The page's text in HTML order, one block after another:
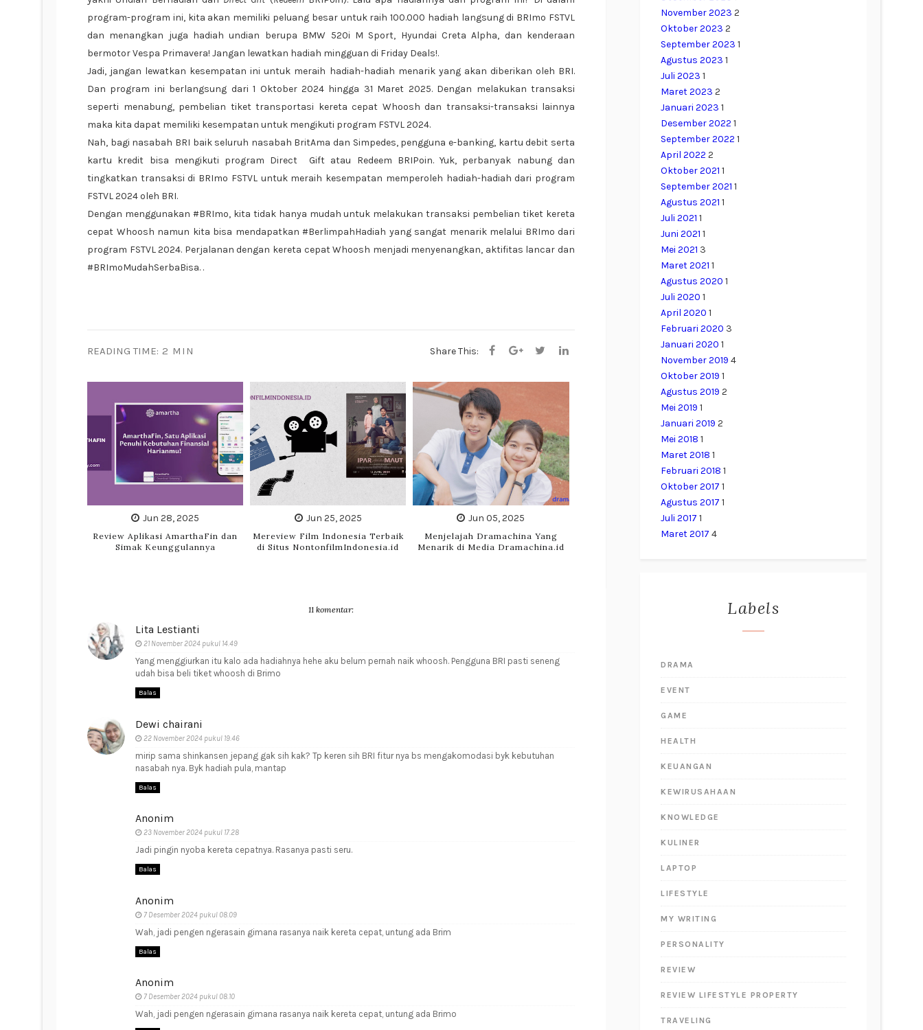
program-program ini, kita akan memiliki peluang besar untuk raih 100.000 hadiah langsung di BRImo FSTVL
dan menangkan juga hadiah undian berupa BMW 520i M Sport, Hyundai Creta Alpha, dan kenderaan
bermotor Vespa Primavera! Jangan lewatkan hadiah mingguan di Friday Deals!.
Jadi, jangan lewatkan kesempatan ini untuk meraih hadiah-hadiah menarik yang akan diberikan oleh BRI.
Dan program ini berlangsung dari 1 Oktober 2024 hingga 31 Maret 2025. Dengan melakukan transaksi
seperti menabung, pembelian tiket transportasi kereta cepat Whoosh dan transaksi-transaksi lainnya
maka kita dapat memiliki kesempatan untuk mengikuti program FSTVL 2024.
Nah, bagi nasabah BRI baik seluruh nasabah BritAma dan Simpedes, pengguna e-banking, kartu debit serta
kartu kredit bisa mengikuti program Direct Gift atau Redeem BRIPoin. Yuk, perbanyak nabung dan
tingkatkan transaksi di BRImo FSTVL untuk meraih kesempatan memperoleh hadiah-hadiah dari program
FSTVL 2024 oleh BRI.
Dengan menggunakan #BRImo, kita tidak hanya mudah untuk melakukan transaksi pembelian tiket kereta
cepat Whoosh namun kita bisa mendapatkan #BerlimpahHadiah yang sangat menarik melalui BRImo dari
program FSTVL 2024. Perjalanan dengan kereta cepat Whoosh menjadi menyenangkan, aktifitas lancar dan
#BRImoMudahSerbaBisa. .
READING TIME: 2 MIN Share This:
Jun 28, 2025
Review Aplikasi AmarthaFin dan
Simak Keunggulannya
Jun 25, 2025
Mereview Film Indonesia Terbaik
di Situs NontonfilmIndonesia.id
Jun 05, 2025
Menjelajah Dramachina Yang
Menarik di Media Dramachina.id
11 komentar:
Lita Lestianti
21 November 2024 pukul 14.49
Yang menggiurkan itu kalo ada hadiahnya hehe aku belum pernah naik whoosh. Pengguna BRI pasti seneng
udah bisa beli tiket whoosh di Brimo
Balas
Dewi chairani
22 November 2024 pukul 19.46
mirip sama shinkansen jepang gak sih kak? Tp keren sih BRI fitur nya bs mengakomodasi byk kebutuhan
nasabah nya. Byk hadiah pula, mantap
Balas
Anonim
23 November 2024 pukul 17.28
Jadi pingin nyoba kereta cepatnya. Rasanya pasti seru.
Balas
Anonim
7 Desember 2024 pukul 08.09
Wah, jadi pengen ngerasain gimana rasanya naik kereta cepat, untung ada Brim
Balas
Anonim
7 Desember 2024 pukul 08.10
Wah, jadi pengen ngerasain gimana rasanya naik kereta cepat, untung ada Brimo
November 2023 2
Oktober 2023 2
September 2023 1
Agustus 2023 1
Juli 2023 1
Maret 2023 2
Januari 2023 1
Desember 2022 1
September 2022 1
April 2022 2
Oktober 2021 1
September 2021 1
Agustus 2021 1
Juli 2021 1
Juni 2021 1
Mei 2021 3
Maret 2021 1
Agustus 2020 1
Juli 2020 1
April 2020 1
Februari 2020 3
Januari 2020 1
November 2019 4
Oktober 2019 1
Agustus 2019 2
Mei 2019 1
Januari 2019 2
Mei 2018 1
Maret 2018 1
Februari 2018 1
Oktober 2017 1
Agustus 2017 1
Juli 2017 1
Maret 2017 4
Labels
DRAMA
EVENT
GAME
HEALTH
KEUANGAN
KEWIRUSAHAAN
KNOWLEDGE
KULINER
LAPTOP
LIFESTYLE
MY WRITING
PERSONALITY
REVIEW
REVIEW LIFESTYLE PROPERTY
TRAVELING